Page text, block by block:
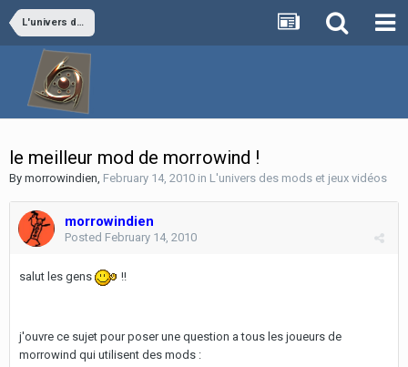
L'univers des mods et jeux vidéos
le meilleur mod de morrowind !
By morrowindien, February 14, 2010 in L'univers des mods et jeux vidéos
morrowindien
Posted February 14, 2010
salut les gens !!
j'ouvre ce sujet pour poser une question a tous les joueurs de
morrowind qui utilisent des mods :